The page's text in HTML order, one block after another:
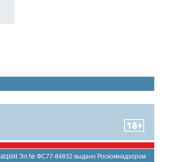
Эл № ФС77-84832 выдано Роскомнадзором